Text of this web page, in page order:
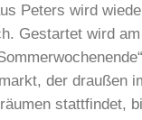
Peters wird
Gestartet wird
der draußen
stattfindet,